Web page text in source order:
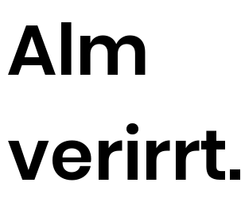
Alm
verirrt.